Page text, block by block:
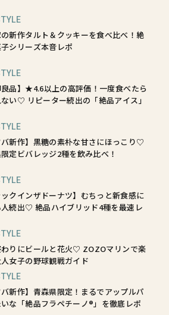
新作タルト＆クッキーを食べ比べ！絶
シリーズ本音レポ
良品】★4.6以上の高評価！一度食べたら
い♡ リピーター続出の「絶品アイス」
バ新作】黒糖の素朴な甘さにほっこり♡
定ビバレッジ2種を飲み比べ！
ックインザドーナツ】むちっと新食感に
続出♡ 絶品ハイブリッド4種を最速レ
りにビールと花火♡ ZOZOマリンで楽
人女子の野球観戦ガイド
バ新作】青森県限定！まるでアップルパ
な「絶品フラペチーノ®」を徹底レポ